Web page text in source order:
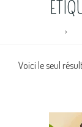
Voici le seul